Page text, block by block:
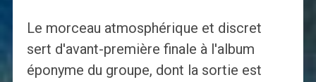
Le morceau atmosphérique et discret
sert d'avant-première finale à l'album
éponyme du groupe, dont la sortie est